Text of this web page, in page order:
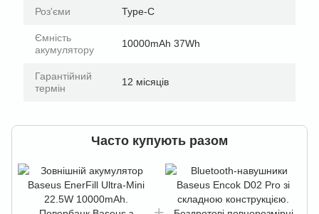
Роз'єми Type-C
Ємність
акумулятору
10000mAh 37Wh
Гарантійний
термін
12 місяців
Часто купують разом